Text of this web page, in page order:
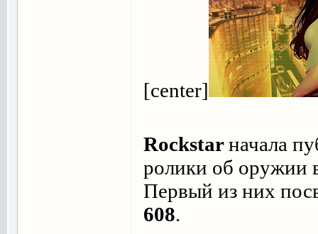
[center]
Rockstarначала
ролики об оружии
Первый из них
608.